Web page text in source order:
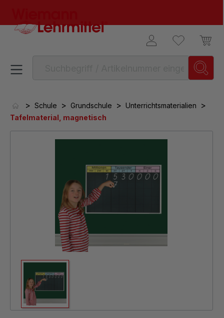
> Schule > Grundschule > Unterrichtsmaterialien >
Tafelmaterial, magnetisch